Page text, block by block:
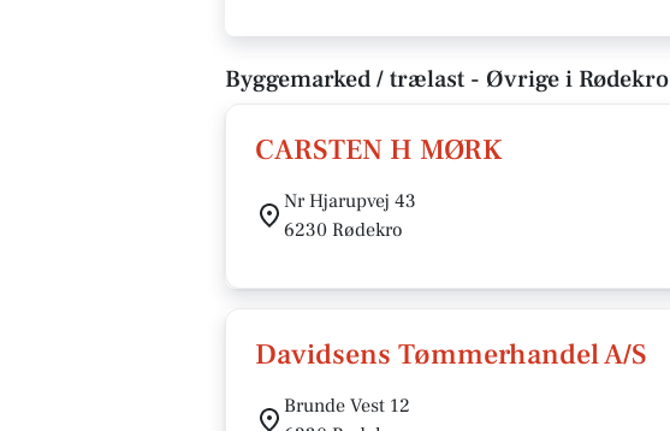
Byggemarked / trælast - Øvrige i Rødekro
CARSTEN H MØRK
Nr Hjarupvej 43
6230 Rødekro
Davidsens Tømmerhandel A/S
Brunde Vest 12